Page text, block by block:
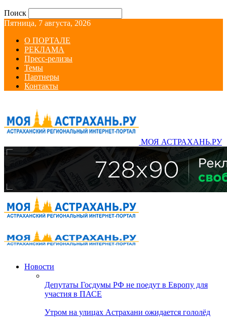
Поиск
Пятница, 7 августа, 2026
О ПОРТАЛЕ
РЕКЛАМА
Пресс-релизы
Темы
Партнеры
Контакты
МОЯ АСТРАХАНЬ.РУ
Новости
Депутаты Госдумы РФ не поедут в Европу для
участия в ПАСЕ
Утром на улицах Астрахани ожидается гололёд